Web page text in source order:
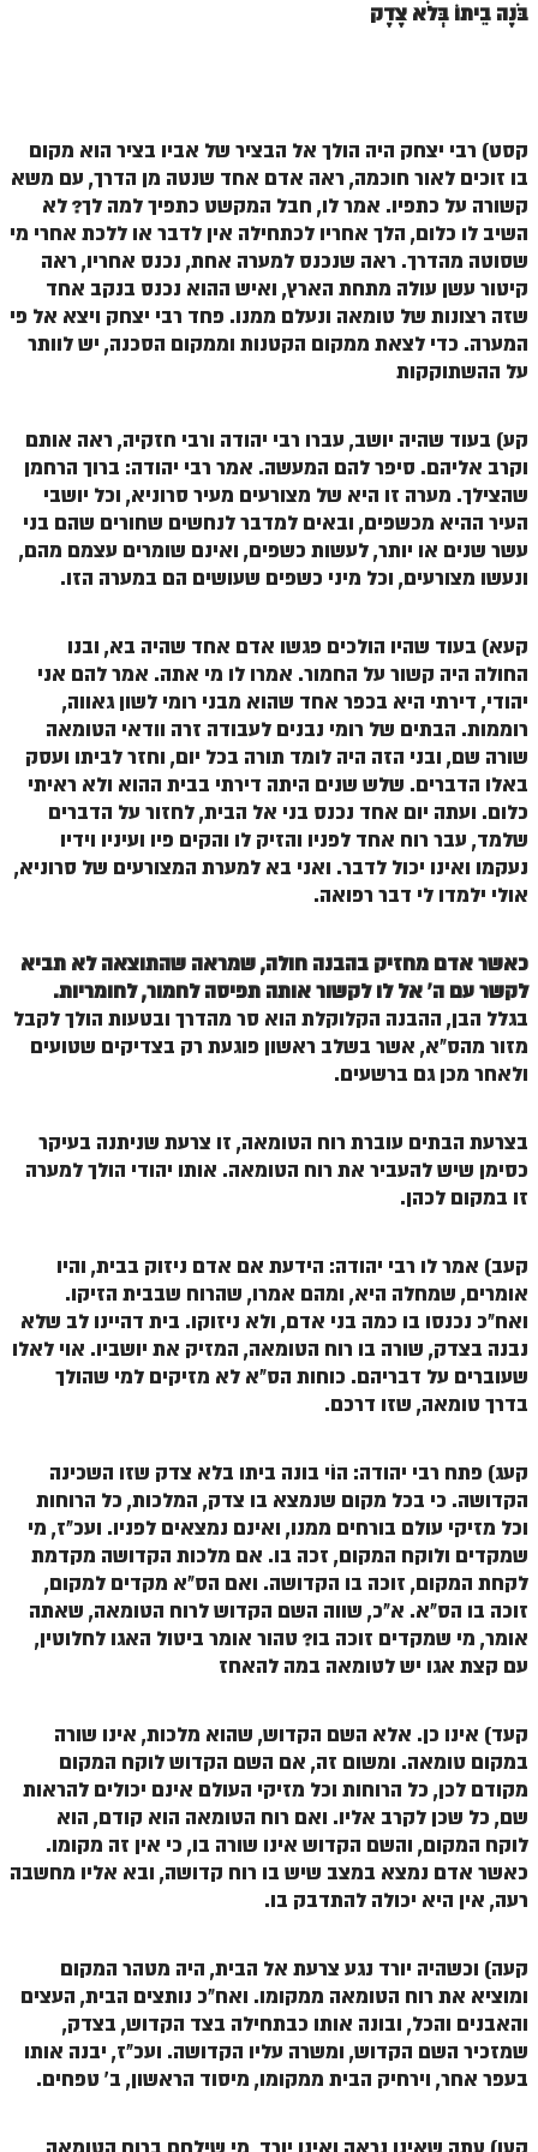
ספר הזוהר תולדות מתקדמים
הזוהר הקדוש וישלח מתקדמים
הזוהר הקדוש וישב מתחילים
הזוהר הקדוש וישב מתקדמים
הזוהר הקדוש מקץ מתחילים
הזוהר הקדוש מקץ מתקדמים
הזוהר הקדוש ויגש מתקדמים
הזוהר הקדוש ויחי מתחילים
הזוהר הקדוש ויחי מתקדמים
ספר הזוהר – שמות
הזוהר הקדוש שמות מתקדמים
הזוהר הקדוש וארא מתחילים
הזוהר הקדוש וארא מתקדמים
הזוהר הקדוש בא מתחילים
הזוהר הקדוש בא מתקדמים
הזוהר הקדוש בשלח מתחילים
הזוהר הקדוש יתרו מתחילים
הזוהר הקדוש יתרו מתקדמים
משפטים מתחילים
הזוהר הקדוש תרומה השקפה
הזוהר הקדוש תרומה מתקדמים
הזוהר הקדוש תצווה השקפה
ספר הזוהר הקדוש כי תשא השקפה
ספר הזוהר הקדוש ויקהל השקפה
ספר הזוהר הקדוש פיקודי מתחילים
ספר הזוהר הקדוש פיקודי מתקדמים
ספר הזוהר – ויקרא
ספר הזוהר הקדוש זוהר ויקרא מתקדמים
זוהר צו מתחילים
זוהר צו מתקדמים
פרשת שמיני מתחילים
פרשת שמיני מתקדמים
ספר הזוהר פרשת תזריע למתחילים
ספר הזוהר פרשת תזריע למתקדמים
זוהר מצורע מתחילים
זוהר מצורע למתקדמים
זוהר אחרי מות למתחילים
בֹּנֶה בֵיתוֹ בְּלֹא צֶדֶק
קסט) רבי יצחק היה הולך אל הבציר של אביו בציר הוא מקום
בו זוכים לאור חוכמה, ראה אדם אחד שנטה מן הדרך, עם משא
קשורה על כתפיו. אמר לו, חבל המקשט כתפיך למה לך? לא
השיב לו כלום, הלך אחריו לכתחילה אין לדבר או ללכת אחרי מי
שסוטה מהדרך. ראה שנכנס למערה אחת, נכנס אחריו, ראה
קיטור עשן עולה מתחת הארץ, ואיש ההוא נכנס בנקב אחד
שזה רצונות של טומאה ונעלם ממנו. פחד רבי יצחק ויצא אל פי
המערה. כדי לצאת ממקום הקטנות וממקום הסכנה, יש לוותר
על ההשתוקקות
קע) בעוד שהיה יושב, עברו רבי יהודה ורבי חזקיה, ראה אותם
וקרב אליהם. סיפר להם המעשה. אמר רבי יהודה: ברוך הרחמן
שהצילך. מערה זו היא של מצורעים מעיר סרוניא, וכל יושבי
העיר ההיא מכשפים, ובאים למדבר לנחשים שחורים שהם בני
עשר שנים או יותר, לעשות כשפים, ואינם שומרים עצמם מהם,
ונעשו מצורעים, וכל מיני כשפים שעושים הם במערה הזו.
קעא) בעוד שהיו הולכים פגשו אדם אחד שהיה בא, ובנו
החולה היה קשור על החמור. אמרו לו מי אתה. אמר להם אני
יהודי, דירתי היא בכפר אחד שהוא מבני רומי לשון גאווה,
רוממות. הבתים של רומי נבנים לעבודה זרה וודאי הטומאה
שורה שם, ובני הזה היה לומד תורה בכל יום, וחזר לביתו ועסק
באלו הדברים. שלש שנים היתה דירתי בבית ההוא ולא ראיתי
כלום. ועתה יום אחד נכנס בני אל הבית, לחזור על הדברים
שלמד, עבר רוח אחד לפניו והזיק לו והקים פיו ועיניו וידיו
נעקמו ואינו יכול לדבר. ואני בא למערת המצורעים של סרוניא,
אולי ילמדו לי דבר רפואה.
כאשר אדם מחזיק בהבנה חולה, שמראה שהתוצאה לא תביא
לקשר עם ה' אל לו לקשור אותה תפיסה לחמור, לחומריות.
בגלל הבן, ההבנה הקלוקלת הוא סר מהדרך ובטעות הולך לקבל
מזור מהס"א, אשר בשלב ראשון פוגעת רק בצדיקים שטועים
ולאחר מכן גם ברשעים.
בצרעת הבתים עוברת רוח הטומאה, זו צרעת שניתנה בעיקר
כסימן שיש להעביר את רוח הטומאה. אותו יהודי הולך למערה
זו במקום לכהן.
קעב) אמר לו רבי יהודה: הידעת אם אדם ניזוק בבית, והיו
אומרים, שמחלה היא, ומהם אמרו, שהרוח שבבית הזיקו.
ואח"כ נכנסו בו כמה בני אדם, ולא ניזוקו. בית דהיינו לב שלא
נבנה בצדק, שורה בו רוח הטומאה, המזיק את יושביו. אוי לאלו
שעוברים על דבריהם. כוחות הס"א לא מזיקים למי שהולך
בדרך טומאה, שזו דרכם.
קעג) פתח רבי יהודה: הוֹי בונה ביתו בלא צדק שזו השכינה
הקדושה. כי בכל מקום שנמצא בו צדק, המלכות, כל הרוחות
וכל מזיקי עולם בורחים ממנו, ואינם נמצאים לפניו. ועכ"ז, מי
שמקדים ולוקח המקום, זכה בו. אם מלכות הקדושה מקדמת
לקחת המקום, זוכה בו הקדושה. ואם הס"א מקדים למקום,
זוכה בו הס"א. א"כ, שווה השם הקדוש לרוח הטומאה, שאתה
אומר, מי שמקדים זוכה בו? טהור אומר ביטול האגו לחלוטין,
עם קצת אגו יש לטומאה במה להאחז
קעד) אינו כן. אלא השם הקדוש, שהוא מלכות, אינו שורה
במקום טומאה. ומשום זה, אם השם הקדוש לוקח המקום
מקודם לכן, כל הרוחות וכל מזיקי העולם אינם יכולים להראות
שם, כל שכן לקרב אליו. ואם רוח הטומאה הוא קודם, הוא
לוקח המקום, והשם הקדוש אינו שורה בו, כי אין זה מקומו.
כאשר אדם נמצא במצב שיש בו רוח קדושה, ובא אליו מחשבה
רעה, אין היא יכולה להתדבק בו.
קעה) וכשהיה יורד נגע צרעת אל הבית, היה מטהר המקום
ומוציא את רוח הטומאה ממקומו. ואח"כ נותצים הבית, העצים
והאבנים והכל, ובונה אותו כבתחילה בצד הקדוש, בצדק,
שמזכיר השם הקדוש, ומשרה עליו הקדושה. ועכ"ז, יבנה אותו
בעפר אחר, וירחיק הבית ממקומו, מיסוד הראשון, ב' טפחים.